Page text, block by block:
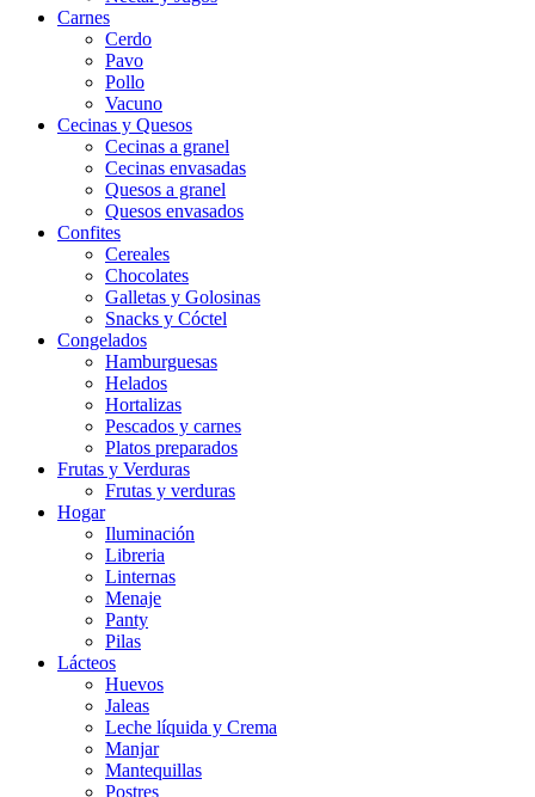
Carnes
Cerdo
Pavo
Pollo
Vacuno
Cecinas y Quesos
Cecinas a granel
Cecinas envasadas
Quesos a granel
Quesos envasados
Confites
Cereales
Chocolates
Galletas y Golosinas
Snacks y Cóctel
Congelados
Hamburguesas
Helados
Hortalizas
Pescados y carnes
Platos preparados
Frutas y Verduras
Frutas y verduras
Hogar
Iluminación
Libreria
Linternas
Menaje
Panty
Pilas
Lácteos
Huevos
Jaleas
Leche líquida y Crema
Manjar
Mantequillas
Postres